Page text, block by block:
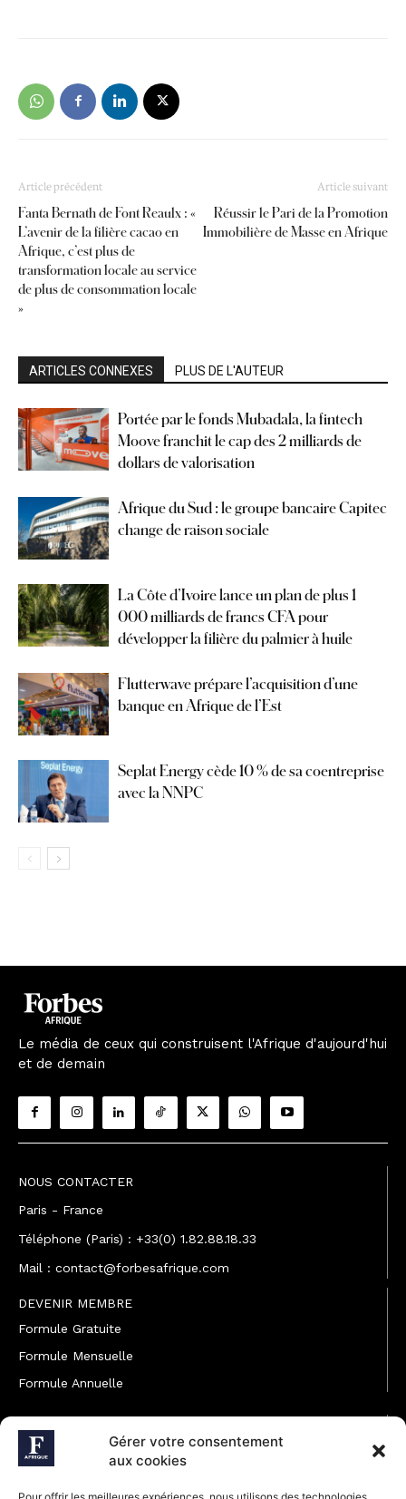
Gérer votre consentement
aux cookies
Article précédent
Fanta Bernath de Font Reaulx : «
L’avenir de la filière cacao en
Afrique, c’est plus de
transformation locale au service
de plus de consommation locale
»
Article suivant
Réussir le Pari de la Promotion
Immobilière de Masse en Afrique
ARTICLES CONNEXES PLUS DE L'AUTEUR
Portée par le fonds Mubadala, la fintech
Moove franchit le cap des 2 milliards de
dollars de valorisation
Afrique du Sud : le groupe bancaire Capitec
change de raison sociale
La Côte d’Ivoire lance un plan de plus 1
000 milliards de francs CFA pour
développer la filière du palmier à huile
Flutterwave prépare l’acquisition d’une
banque en Afrique de l’Est
Seplat Energy cède 10 % de sa coentreprise
avec la NNPC
Le média de ceux qui construisent l'Afrique d'aujourd'hui
et de demain
NOUS CONTACTER
Paris - France
Téléphone (Paris) : +33(0) 1.82.88.18.33
Mail : contact@forbesafrique.com
DEVENIR MEMBRE
Formule Gratuite
Formule Mensuelle
Formule Annuelle
JOINDRE L'ÉQUIPE
Rédaction